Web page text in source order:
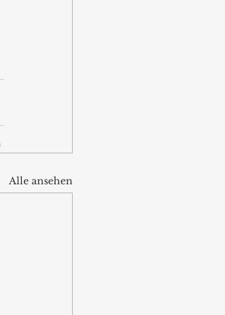
Alle ansehen